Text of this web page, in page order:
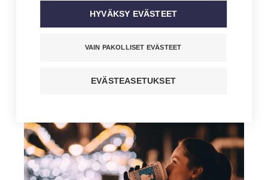
KIRJOITTAJA
MAINIO – JAN HOLMBERG
olla tänään
HYVÄKSY EVÄSTEET
VAIN PAKOLLISET EVÄSTEET
EVÄSTEASETUKSET